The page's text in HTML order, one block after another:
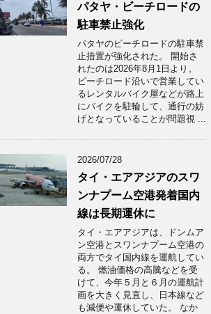
パタヤ・ビーチロードの
駐車禁止強化
パタヤのビーチロードの駐車禁
止措置が強化された。 開始さ
れたのは2026年8月1日より。
ビーチロード沿いで営業してい
るレンタルバイク屋などが路上
にバイクを駐輪して、通行の妨
げとなっていることが問題視 ...
2026/07/28
タイ・エアアジアのスワ
ンナプーム空港発着国内
線は長期運休に
タイ・エアアジアは、ドンムア
ン空港とスワンナプーム空港の
両方でタイ国内線を運航してい
る。 燃油価格の高騰などを受
けて、今年５月と６月の運航計
画を大きく見直し、日本線など
も減便や運休していた。 なか